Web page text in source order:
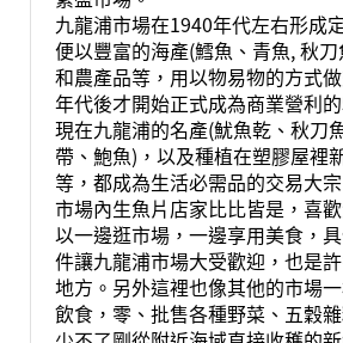
九龍浦市場在1940年代左右形成
便以豐富的海產(鱈魚、青魚, 秋
和農產品等，用以物易物的方式
年代後才開始正式成為商業營利
現在九龍浦的名產(魷魚乾、秋刀
帶、鮑魚)，以及種植在塑膠屋裡
等，都成為生活必需品的交易大宗
市場內生魚片店家比比皆是，喜
以一邊逛市場，一邊享用美食，
件讓九龍浦市場大受歡迎，也是
地方。另外這裡也像其他的市場
飲食，零、批售各種野菜、五穀